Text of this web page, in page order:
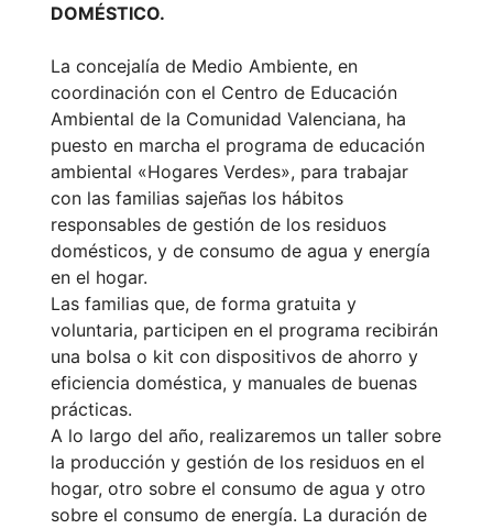
DOMÉSTICO.
La concejalía de Medio Ambiente, en
coordinación con el Centro de Educación
Ambiental de la Comunidad Valenciana, ha
puesto en marcha el programa de educación
ambiental «Hogares Verdes», para trabajar
con las familias sajeñas los hábitos
responsables de gestión de los residuos
domésticos, y de consumo de agua y energía
en el hogar.
Las familias que, de forma gratuita y
voluntaria, participen en el programa recibirán
una bolsa o kit con dispositivos de ahorro y
eficiencia doméstica, y manuales de buenas
prácticas.
A lo largo del año, realizaremos un taller sobre
la producción y gestión de los residuos en el
hogar, otro sobre el consumo de agua y otro
sobre el consumo de energía. La duración de